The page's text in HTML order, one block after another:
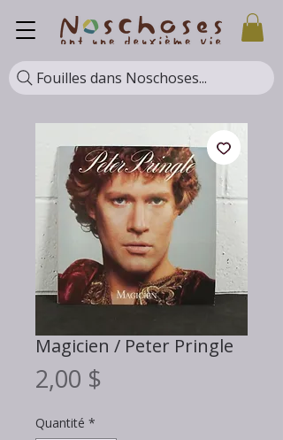
Fouilles dans Noschoses...
Magicien / Peter Pringle
2,00 $
Quantité *